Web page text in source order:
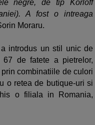
negre, de tip Korloff
A fost o intreaga
Moraru.
introdus un stil unic de
de fatete a pietrelor,
combinatiile de culori
o retea de butique-uri si
o filiala in Romania,